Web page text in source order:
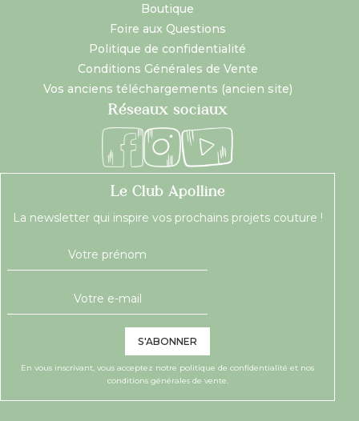
Boutique
Foire aux Questions
Politique de confidentialité
Conditions Générales de Vente
Vos anciens téléchargements (ancien site)
Réseaux sociaux
Le Club Apolline
La newsletter qui inspire vos prochains projets couture !
S'ABONNER
En vous inscrivant, vous acceptez notre politique de confidentialité et nos
conditions générales de vente.